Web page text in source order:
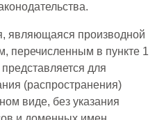
являющаяся производной
перечисленным в пункте 1
для
(распространения)
виде, без указания